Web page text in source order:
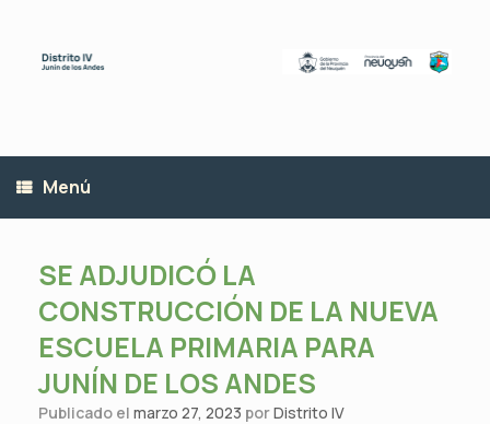
contenido
Menú
SE ADJUDICÓ LA
CONSTRUCCIÓN DE LA NUEVA
ESCUELA PRIMARIA PARA
JUNÍN DE LOS ANDES
Publicado el marzo 27, 2023 porDistrito IV